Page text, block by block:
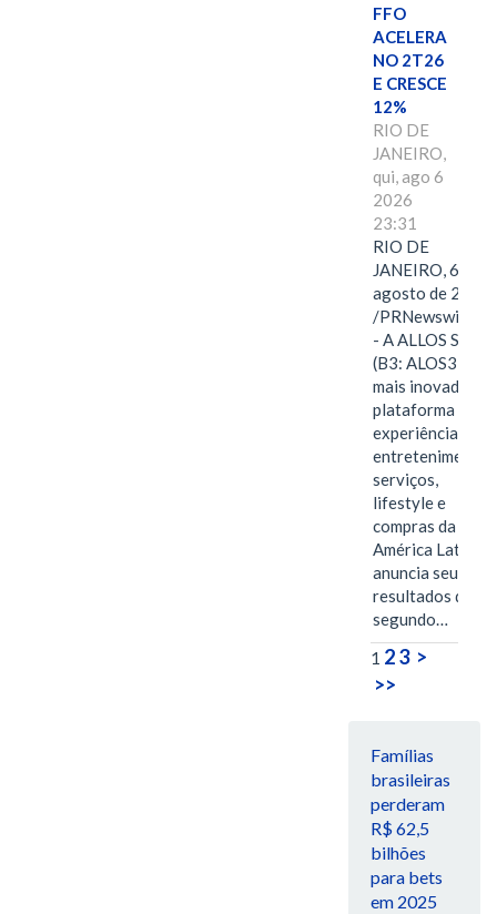
FFO
ACELERA
NO 2T26
E CRESCE
12%
RIO DE
JANEIRO,
qui, ago 6
2026
23:31
RIO DE
JANEIRO, 6 de
agosto de 2026
/PRNewswire/ -
- A ALLOS S.A.
(B3: ALOS3), a
mais inovadora
plataforma de
experiências,
entretenimento,
serviços,
lifestyle e
compras da
América Latina
anuncia seus
resultados do
segundo…
1 23 >
>>
Famílias
brasileiras
perderam
R$ 62,5
bilhões
para bets
em 2025